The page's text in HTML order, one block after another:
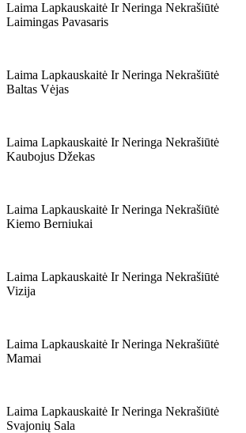
Laima Lapkauskaitė Ir Neringa Nekrašiūtė
Laimingas Pavasaris
Laima Lapkauskaitė Ir Neringa Nekrašiūtė
Baltas Vėjas
Laima Lapkauskaitė Ir Neringa Nekrašiūtė
Kaubojus Džekas
Laima Lapkauskaitė Ir Neringa Nekrašiūtė
Kiemo Berniukai
Laima Lapkauskaitė Ir Neringa Nekrašiūtė
Vizija
Laima Lapkauskaitė Ir Neringa Nekrašiūtė
Mamai
Laima Lapkauskaitė Ir Neringa Nekrašiūtė
Svajonių Sala